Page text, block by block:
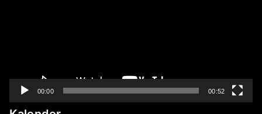
00:00 00:52